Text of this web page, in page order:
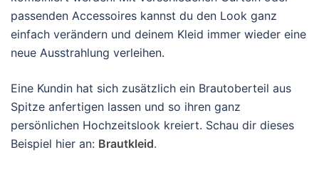
passenden Accessoires kannst du den Look ganz
einfach verändern und deinem Kleid immer wieder eine
neue Ausstrahlung verleihen.
Eine Kundin hat sich zusätzlich ein Brautoberteil aus
Spitze anfertigen lassen und so ihren ganz
persönlichen Hochzeitslook kreiert. Schau dir dieses
Beispiel hier an: Brautkleid.